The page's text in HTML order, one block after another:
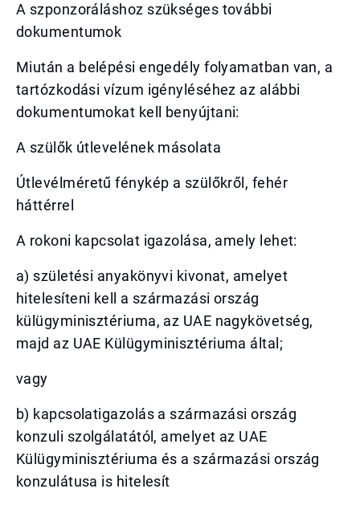
A szponzoráláshoz szükséges további
dokumentumok
Miután a belépési engedély folyamatban van, a
tartózkodási vízum igényléséhez az alábbi
dokumentumokat kell benyújtani:
A szülők útlevelének másolata
Útlevélméretű fénykép a szülőkről, fehér
háttérrel
A rokoni kapcsolat igazolása, amely lehet:
a) születési anyakönyvi kivonat, amelyet
hitelesíteni kell a származási ország
külügyminisztériuma, az UAE nagykövetség,
majd az UAE Külügyminisztériuma által;
vagy
b) kapcsolatigazolás a származási ország
konzuli szolgálatától, amelyet az UAE
Külügyminisztériuma és a származási ország
konzulátusa is hitelesít